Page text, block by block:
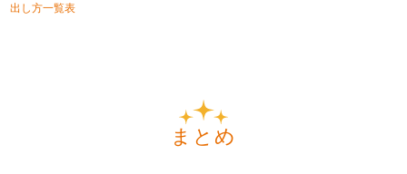
出し方一覧表
まとめ